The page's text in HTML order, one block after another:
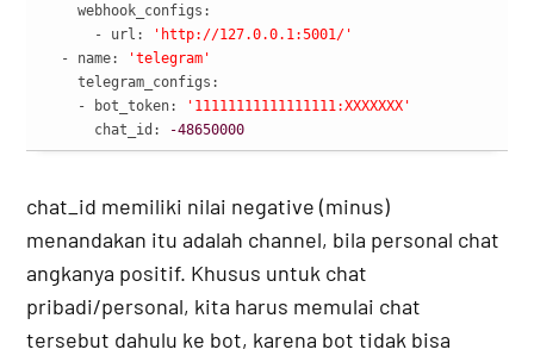
    webhook_configs:
      - url:
'http://127.0.0.1:5001/'
  - name:
'telegram'
    telegram_configs:
    - bot_token:
'11111111111111111:XXXXXXX'
      chat_id:
-48650000
chat_id memiliki nilai negative (minus)
menandakan itu adalah channel, bila personal chat
angkanya positif. Khusus untuk chat
pribadi/personal, kita harus memulai chat
tersebut dahulu ke bot, karena bot tidak bisa